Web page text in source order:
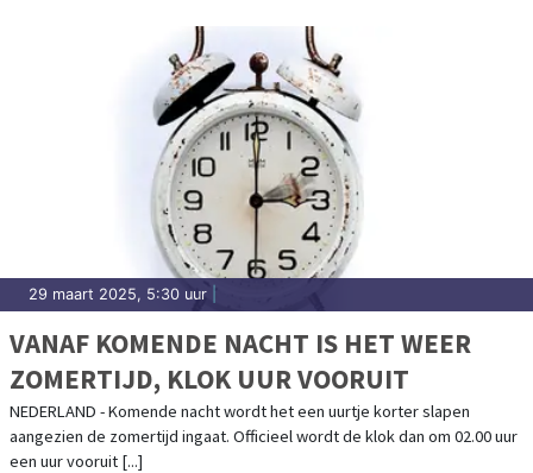
29 maart 2025, 5:30 uur
VANAF KOMENDE NACHT IS HET WEER
ZOMERTIJD, KLOK UUR VOORUIT
NEDERLAND - Komende nacht wordt het een uurtje korter slapen
aangezien de zomertijd ingaat. Officieel wordt de klok dan om 02.00 uur
een uur vooruit [...]